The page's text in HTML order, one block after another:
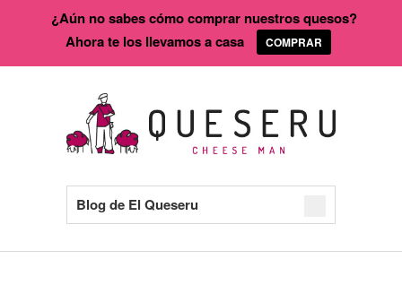
Blog de El Queseru
¿Aún no sabes cómo comprar nuestros quesos?
Ahora te los llevamos a casa
COMPRAR